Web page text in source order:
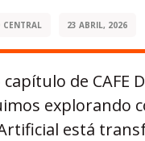
CENTRAL 23 ABRIL, 2026
de CAFE
explorando
está